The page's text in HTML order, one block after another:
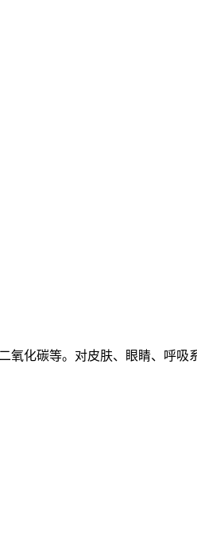
氧化碳等。对皮肤、眼睛、呼吸